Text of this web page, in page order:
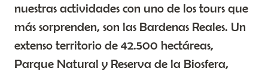
nuestras actividades con uno de los tours que
más sorprenden, son las Bardenas Reales. Un
extenso territorio de 42.500 hectáreas,
Parque Natural y Reserva de la Biosfera,